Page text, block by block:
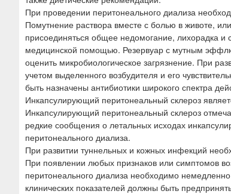
При проведении перитонеального диализа
Помутнение раствора вместе с болью в животе,
присоединяться общее недомогание, лихорадка и
медицинской помощью. Резервуар с мутным
оценить микробиологическое загрязнение. При
учетом выделенного возбудителя и его
быть назначены антибиотики широкого спектра
Инкапсулирующий перитонеальный склероз
Инкапсулирующий перитонеальный склероз
редкие сообщения о летальных исходах
перитонеального диализа.
При развитии туннельных и кожных инфекций
При появлении любых признаков или симптомов
перитонеального диализа необходимо
клинических показателей должны быть